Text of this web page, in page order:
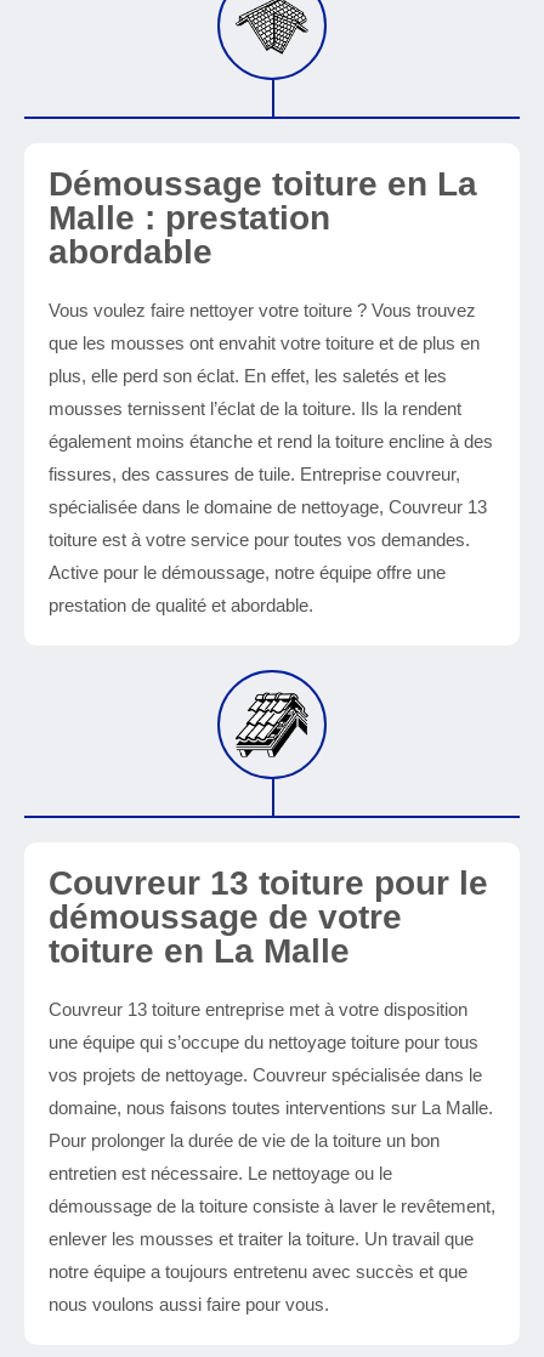
Démoussage toiture en La
Malle : prestation
abordable
Vous voulez faire nettoyer votre toiture ? Vous trouvez
que les mousses ont envahit votre toiture et de plus en
plus, elle perd son éclat. En effet, les saletés et les
mousses ternissent l’éclat de la toiture. Ils la rendent
également moins étanche et rend la toiture encline à des
fissures, des cassures de tuile. Entreprise couvreur,
spécialisée dans le domaine de nettoyage, Couvreur 13
toiture est à votre service pour toutes vos demandes.
Active pour le démoussage, notre équipe offre une
prestation de qualité et abordable.
Couvreur 13 toiture pour le
démoussage de votre
toiture en La Malle
Couvreur 13 toiture entreprise met à votre disposition
une équipe qui s’occupe du nettoyage toiture pour tous
vos projets de nettoyage. Couvreur spécialisée dans le
domaine, nous faisons toutes interventions sur La Malle.
Pour prolonger la durée de vie de la toiture un bon
entretien est nécessaire. Le nettoyage ou le
démoussage de la toiture consiste à laver le revêtement,
enlever les mousses et traiter la toiture. Un travail que
notre équipe a toujours entretenu avec succès et que
nous voulons aussi faire pour vous.